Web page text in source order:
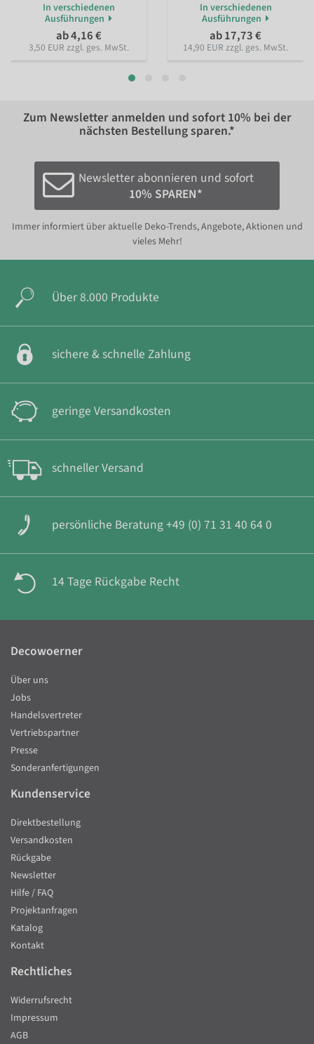
In verschiedenen
Ausführungen
ab 4,16 €
3,50 EUR zzgl. ges. MwSt.
In verschiedenen
Ausführungen
ab 17,73 €
14,90 EUR zzgl. ges. MwSt.
Zum Newsletter anmelden und sofort 10% bei der
nächsten Bestellung sparen.*
Newsletter abonnieren und sofort
10% SPAREN*
Immer informiert über aktuelle Deko-Trends, Angebote, Aktionen und
vieles Mehr!
Über 8.000 Produkte
sichere & schnelle Zahlung
geringe Versandkosten
schneller Versand
persönliche Beratung +49 (0) 71 31 40 64 0
14 Tage Rückgabe Recht
Decowoerner
Über uns
Jobs
Handelsvertreter
Vertriebspartner
Presse
Sonderanfertigungen
Kundenservice
Direktbestellung
Versandkosten
Rückgabe
Newsletter
Hilfe / FAQ
Projektanfragen
Katalog
Kontakt
Rechtliches
Widerrufsrecht
Impressum
AGB